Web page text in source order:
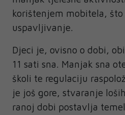
korištenjem mobitela, što
uspavljivanje.
Djeci je, ovisno o dobi,
11 sati sna. Manjak sna
školi te regulaciju
je još gore, stvaranje
ranoj dobi postavlja